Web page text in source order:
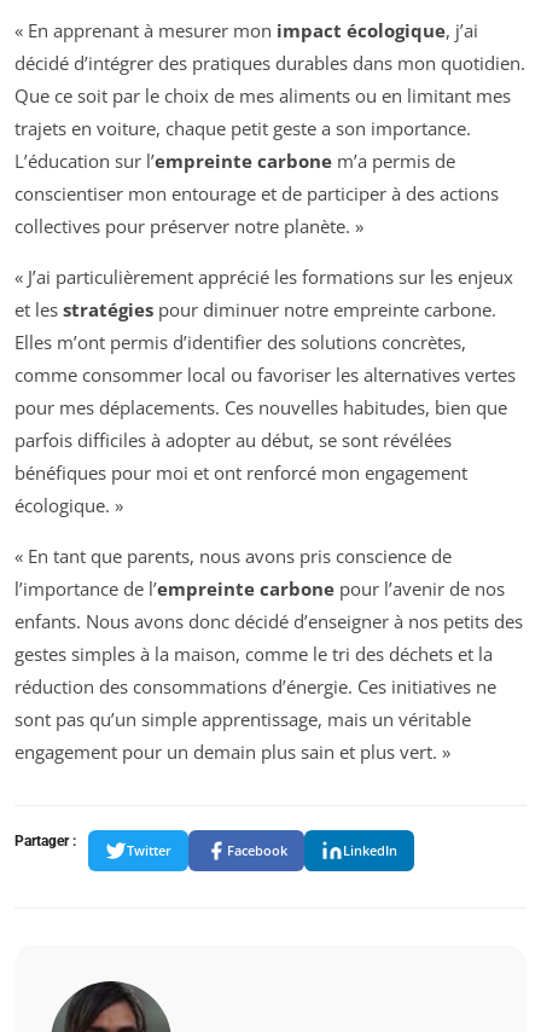
« En apprenant à mesurer mon impact écologique, j’ai
décidé d’intégrer des pratiques durables dans mon quotidien.
Que ce soit par le choix de mes aliments ou en limitant mes
trajets en voiture, chaque petit geste a son importance.
L’éducation sur l’empreinte carbone m’a permis de
conscientiser mon entourage et de participer à des actions
collectives pour préserver notre planète. »
« J’ai particulièrement apprécié les formations sur les enjeux
et les stratégies pour diminuer notre empreinte carbone.
Elles m’ont permis d’identifier des solutions concrètes,
comme consommer local ou favoriser les alternatives vertes
pour mes déplacements. Ces nouvelles habitudes, bien que
parfois difficiles à adopter au début, se sont révélées
bénéfiques pour moi et ont renforcé mon engagement
écologique. »
« En tant que parents, nous avons pris conscience de
l’importance de l’empreinte carbone pour l’avenir de nos
enfants. Nous avons donc décidé d’enseigner à nos petits des
gestes simples à la maison, comme le tri des déchets et la
réduction des consommations d’énergie. Ces initiatives ne
sont pas qu’un simple apprentissage, mais un véritable
engagement pour un demain plus sain et plus vert. »
Partager :
Twitter Facebook LinkedIn